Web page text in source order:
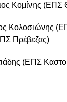
Κομίνης (ΕΠΣ
Κολοσιώνης
Πρέβεζας)
(ΕΠΣ